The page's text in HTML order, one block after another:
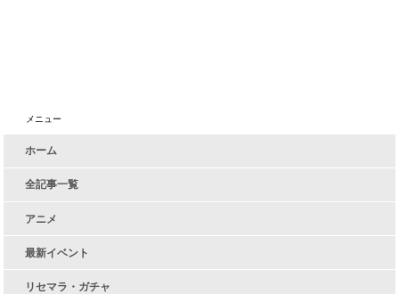
メニュー
ホーム
全記事一覧
アニメ
最新イベント
リセマラ・ガチャ